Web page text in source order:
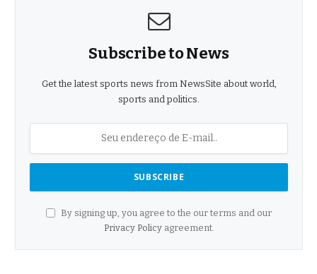
Subscribe to News
Get the latest sports news from NewsSite about world,
sports and politics.
By signing up, you agree to the our terms and our
Privacy Policyagreement.